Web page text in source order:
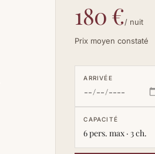
180 €/ nuit
Prix moyen constaté
ARRIVÉE
CAPACITÉ
6 pers. max · 3 ch.